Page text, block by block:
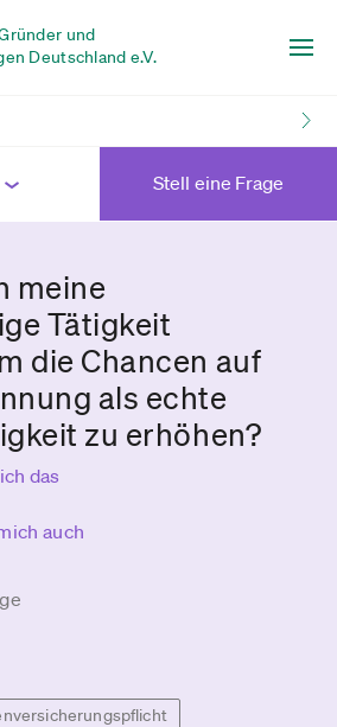
und
Deutschland e.V.
Stell eine Frage
meine
Tätigkeit
die Chancen auf
als echte
zu erhöhen?
das
auch